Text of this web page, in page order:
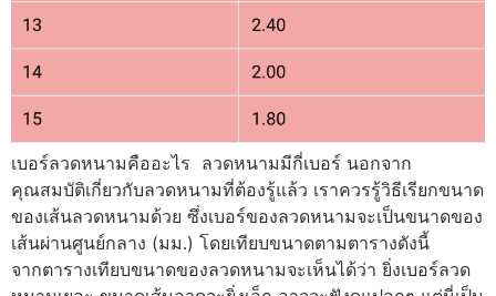
เบอร์ลวดหนามคืออะไร ลวดหนามมีกี่เบอร์ นอกจาก
คุณสมบัติเกี่ยวกับลวดหนามที่ต้องรู้แล้ว เราควรรู้วิธีเรียกขนาด
ของเส้นลวดหนามด้วย ซึ่งเบอร์ของลวดหนามจะเป็นขนาดของ
เส้นผ่านศูนย์กลาง (มม.) โดยเทียบขนาดตามตารางดังนี้
จากตารางเทียบขนาดของลวดหนามจะเห็นได้ว่า ยิ่งเบอร์ลวด